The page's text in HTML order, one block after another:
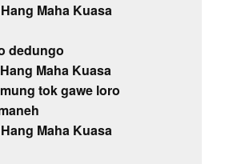
Maha Kuasa
dedungo
Maha Kuasa
tok gawe loro
Maha Kuasa